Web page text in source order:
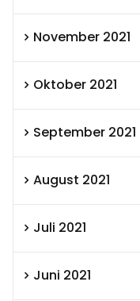
November 2021
Oktober 2021
September 2021
August 2021
Juli 2021
Juni 2021